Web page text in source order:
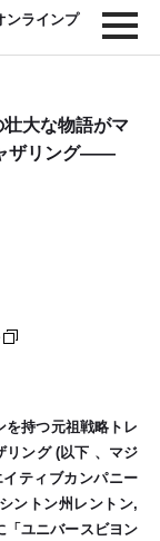
ンラインプ
壮大な物語がマ
ザリング——
持つ元祖戦略トレ
リング (以下 、マジ
ティブカンパニー
ントン州レントン,
「ユニバースビヨン